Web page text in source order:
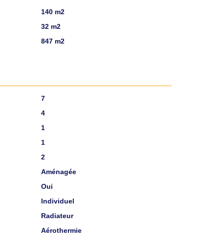
140 m2
32 m2
847 m2
7
4
1
1
2
Aménagée
Oui
Individuel
Radiateur
Aérothermie